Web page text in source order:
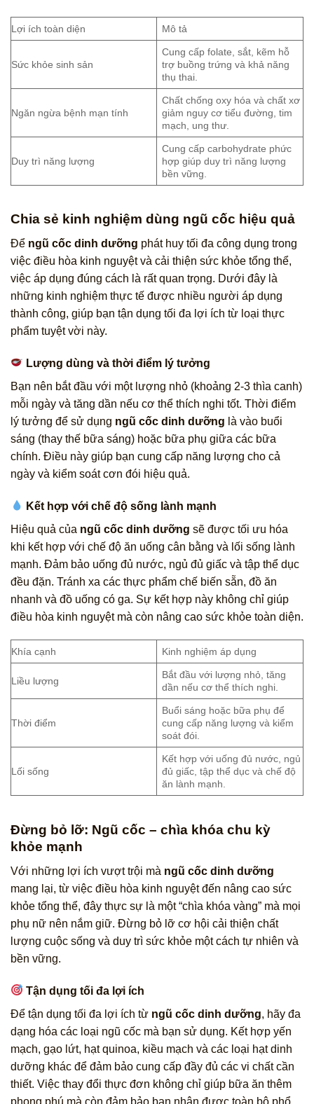
Lợi ích toàn diện Mô tả
Sức khỏe sinh sản
Cung cấp folate, sắt, kẽm hỗ
trợ buồng trứng và khả năng
thụ thai.
Ngăn ngừa bệnh mạn tính
Chất chống oxy hóa và chất xơ
giảm nguy cơ tiểu đường, tim
mạch, ung thư.
Duy trì năng lượng
Cung cấp carbohydrate phức
hợp giúp duy trì năng lượng
bền vững.
Chia sẻ kinh nghiệm dùng ngũ cốc hiệu quả
Để ngũ cốc dinh dưỡng phát huy tối đa công dụng trong
việc điều hòa kinh nguyệt và cải thiện sức khỏe tổng thể,
việc áp dụng đúng cách là rất quan trọng. Dưới đây là
những kinh nghiệm thực tế được nhiều người áp dụng
thành công, giúp bạn tận dụng tối đa lợi ích từ loại thực
phẩm tuyệt vời này.
Lượng dùng và thời điểm lý tưởng
Bạn nên bắt đầu với một lượng nhỏ (khoảng 2-3 thìa canh)
mỗi ngày và tăng dần nếu cơ thể thích nghi tốt. Thời điểm
lý tưởng để sử dụng ngũ cốc dinh dưỡng là vào buổi
sáng (thay thế bữa sáng) hoặc bữa phụ giữa các bữa
chính. Điều này giúp bạn cung cấp năng lượng cho cả
ngày và kiểm soát cơn đói hiệu quả.
Kết hợp với chế độ sống lành mạnh
Hiệu quả của ngũ cốc dinh dưỡng sẽ được tối ưu hóa
khi kết hợp với chế độ ăn uống cân bằng và lối sống lành
mạnh. Đảm bảo uống đủ nước, ngủ đủ giấc và tập thể dục
đều đặn. Tránh xa các thực phẩm chế biến sẵn, đồ ăn
nhanh và đồ uống có ga. Sự kết hợp này không chỉ giúp
điều hòa kinh nguyệt mà còn nâng cao sức khỏe toàn diện.
Khía cạnh Kinh nghiệm áp dụng
Liều lượng
Bắt đầu với lượng nhỏ, tăng
dần nếu cơ thể thích nghi.
Thời điểm
Buổi sáng hoặc bữa phụ để
cung cấp năng lượng và kiểm
soát đói.
Lối sống
Kết hợp với uống đủ nước, ngủ
đủ giấc, tập thể dục và chế độ
ăn lành mạnh.
Đừng bỏ lỡ: Ngũ cốc – chìa khóa chu kỳ
khỏe mạnh
Với những lợi ích vượt trội mà ngũ cốc dinh dưỡng
mang lại, từ việc điều hòa kinh nguyệt đến nâng cao sức
khỏe tổng thể, đây thực sự là một “chìa khóa vàng” mà mọi
phụ nữ nên nắm giữ. Đừng bỏ lỡ cơ hội cải thiện chất
lượng cuộc sống và duy trì sức khỏe một cách tự nhiên và
bền vững.
Tận dụng tối đa lợi ích
Để tận dụng tối đa lợi ích từ ngũ cốc dinh dưỡng, hãy đa
dạng hóa các loại ngũ cốc mà bạn sử dụng. Kết hợp yến
mạch, gạo lứt, hạt quinoa, kiều mạch và các loại hạt dinh
dưỡng khác để đảm bảo cung cấp đầy đủ các vi chất cần
thiết. Việc thay đổi thực đơn không chỉ giúp bữa ăn thêm
phong phú mà còn đảm bảo bạn nhận được toàn bộ phổ